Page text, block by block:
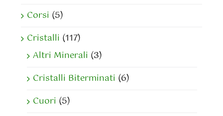
Corsi (5)
Cristalli (117)
Altri Minerali (3)
Cristalli Biterminati (6)
Cuori (5)